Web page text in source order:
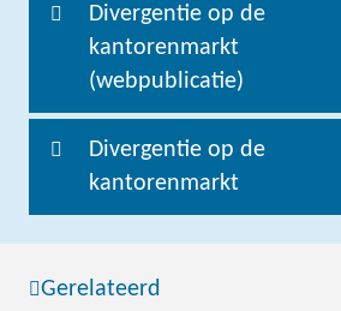
Divergentie op de
kantorenmarkt
(webpublicatie)
Divergentie op de
kantorenmarkt
Gerelateerd